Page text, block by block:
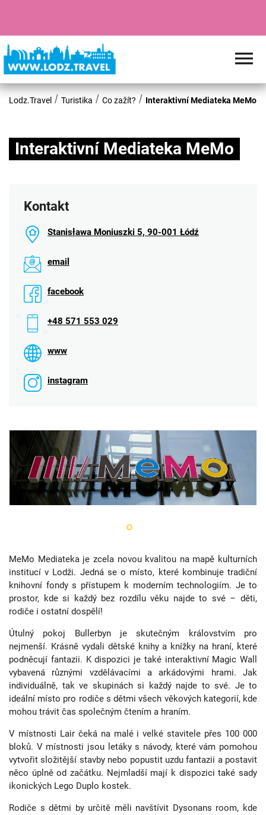
Lodz.Travel Turistika Co zažít? Interaktivní Mediateka MeMo
Interaktivní Mediateka MeMo
Kontakt
Stanisława Moniuszki 5, 90-001 Łódź
email
facebook
+48 571 553 029
www
instagram
MeMo Mediateka je zcela novou kvalitou na mapě kulturních
institucí v Lodži. Jedná se o místo, které kombinuje tradiční
knihovní fondy s přístupem k moderním technologiím. Je to
prostor, kde si každý bez rozdílu věku najde to své – děti,
rodiče i ostatní dospělí!
Útulný pokoj Bullerbyn je skutečným královstvím pro
nejmenší. Krásně vydali dětské knihy a knížky na hraní, které
podněcují fantazii. K dispozici je také interaktivní Magic Wall
vybavená různými vzdělávacími a arkádovými hrami. Jak
individuálně, tak ve skupinách si každý najde to své. Je to
ideální místo pro rodiče s dětmi všech věkových kategorií, kde
mohou trávit čas společným čtením a hraním.
V místnosti Lair čeká na malé i velké stavitele přes 100 000
bloků. V místnosti jsou letáky s návody, které vám pomohou
vytvořit složitější stavby nebo popustit uzdu fantazii a postavit
něco úplně od začátku. Nejmladší mají k dispozici také sady
ikonických Lego Duplo kostek.
Rodiče s dětmi by určitě měli navštívit Dysonans room, kde